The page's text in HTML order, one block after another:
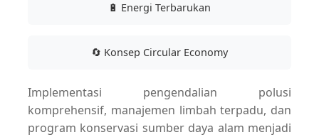
🔋 Energi Terbarukan
🔄 Konsep Circular Economy
Implementasi pengendalian polusi
komprehensif, manajemen limbah terpadu, dan
program konservasi sumber daya alam menjadi